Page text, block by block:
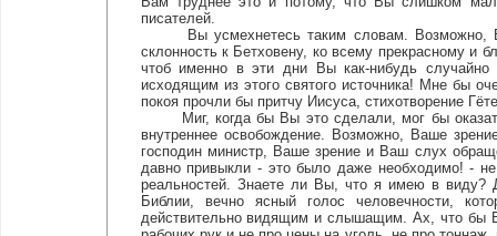
писателей.
Вы усмехнетесь таким словам. Возможно, Вы
склонность к Бетховену, ко всему прекрасному и
чтоб именно в эти дни Вы как-нибудь
исходящим из этого святого источника! Мне бы
покоя прочли бы притчу Иисуса, стихотворение
Миг, когда бы Вы это сделали, мог бы
внутреннее освобождение. Возможно, Ваше
господин министр, Ваше зрение и Ваш слух
давно привыкли - это было даже необходимо! -
реальностей. Знаете ли Вы, что я имею в виду?
Библии, вечно ясный голос человечности,
действительно видящим и слышащим. Ах, что бы